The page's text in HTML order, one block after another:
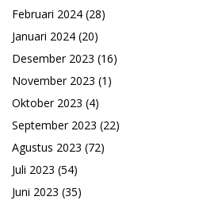
Februari 2024 (28)
Januari 2024 (20)
Desember 2023 (16)
November 2023 (1)
Oktober 2023 (4)
September 2023 (22)
Agustus 2023 (72)
Juli 2023 (54)
Juni 2023 (35)